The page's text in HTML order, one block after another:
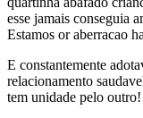
esse jamais conseguia
Estamos or aberracao
E constantemente
relacionamento
tem unidade pelo outro!